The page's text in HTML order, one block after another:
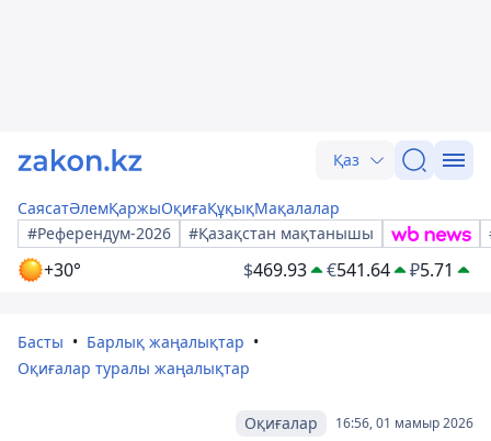
Қаз
СаясатӘлемҚаржыОқиғаҚұқықМақалалар
#Референдум-2026
#Қазақстан мақтанышы
+30° $469.93 €541.64 ₽5.71
Басты
Барлық жаңалықтар
Оқиғалар туралы жаңалықтар
16:56, 01 мамыр 2026
Оқиғалар